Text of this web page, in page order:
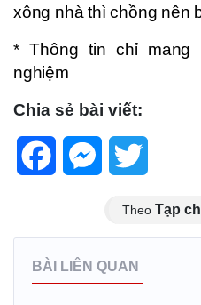
xông nhà thì chồng nên
* Thông tin chỉ mang
nghiệm
Chia sẻ bài viết:
FacebookMessenger
Theo Tạp
BÀI LIÊN QUAN